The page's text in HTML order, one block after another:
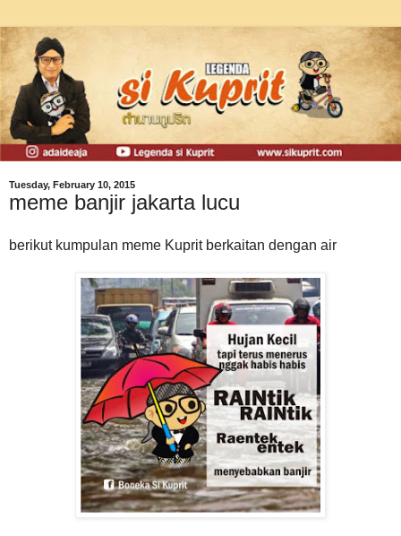
Tuesday, February 10, 2015
meme banjir jakarta lucu
berikut kumpulan meme Kuprit berkaitan dengan air